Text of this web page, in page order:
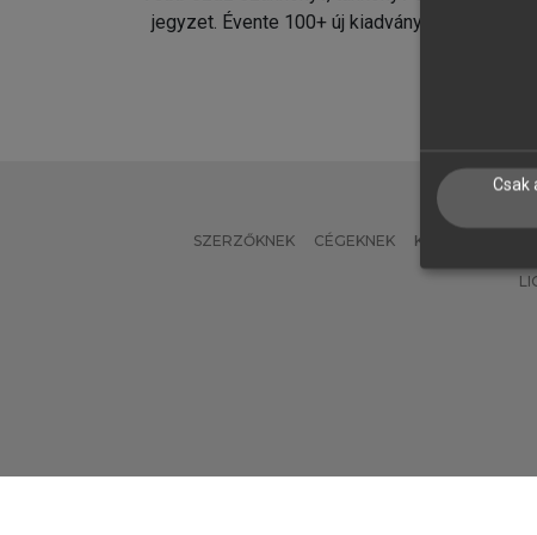
jegyzet. Évente 100+ új kiadvány.
SZERZŐKNEK CÉGEKNEK
Csak